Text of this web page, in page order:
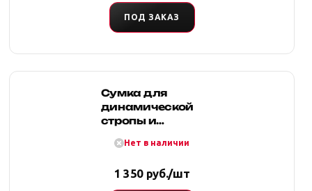
ПОД ЗАКАЗ
Сумка для
динамической
стропы и
(оксфорд,
Нет в наличии
1 350 руб./шт